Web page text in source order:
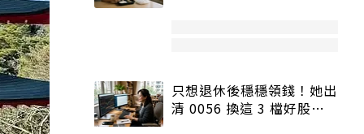
只想退休後穩穩領錢！她出
清 0056 換這 3 檔好股：